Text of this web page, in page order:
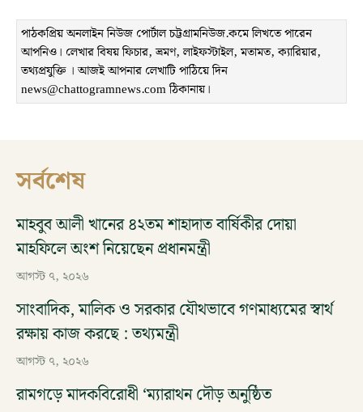
পাঠকপ্রিয় অনলাইন নিউজ পোর্টাল চট্টগ্রামনিউজ.কমে লিখতে পারেন
আপনিও। লেখার বিষয় ফিচার, ভ্রমণ, লাইফস্টাইল, মতামত, ক্যারিয়ার,
তথ্যপ্রযুক্তি । আজই আপনার লেখাটি পাঠিয়ে দিন
news@chattogramnews.com ঠিকানায়।
সর্বশেষ
মাহবুব আলী খানের ৪২তম শাহাদাত বার্ষিকীর দোয়া
মাহফিলে অংশ নিয়েছেন প্রধানমন্ত্রী
আগস্ট ৭, ২০২৬
সাংবাদিক, মালিক ও সরকার যৌথভাবে গণমাধ্যমের স্বার্থ
রক্ষায় কাজ করছে : তথ্যমন্ত্রী
আগস্ট ৭, ২০২৬
রামগড়ে মাদকবিরোধী ‘ম্যারাথন দৌড় অনুষ্ঠিত